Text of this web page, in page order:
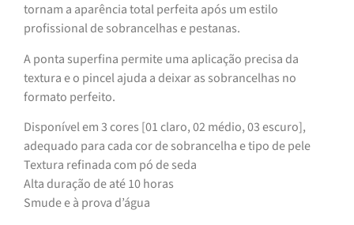
tornam a aparência total perfeita após um estilo
profissional de sobrancelhas e pestanas.
A ponta superfina permite uma aplicação precisa da
textura e o pincel ajuda a deixar as sobrancelhas no
formato perfeito.
Disponível em 3 cores [01 claro, 02 médio, 03 escuro],
adequado para cada cor de sobrancelha e tipo de pele
Textura refinada com pó de seda
Alta duração de até 10 horas
Smude e à prova d’água